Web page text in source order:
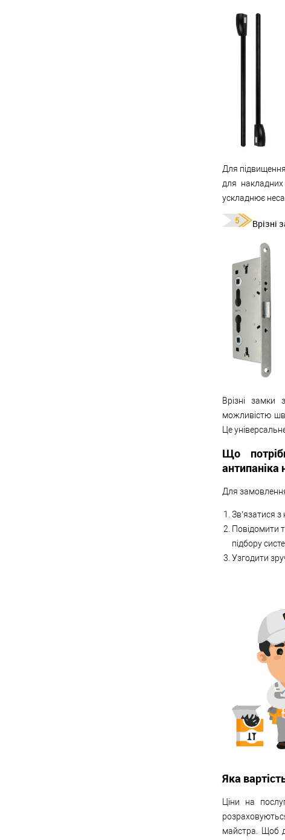
Для
для
ускладнює
Врізні
Врізні замки
можливістю
Це
Що
антипаніка
Для
Зв’язатися
Повідомити
підбору
Узгодити
Яка
Ціни на
майстра. Щоб